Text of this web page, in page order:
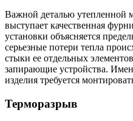
Важной деталью утепленной
выступает качественная
установки объясняется
серьезные потери тепла
стыки ее отдельных
запирающие устройства.
изделия требуется
Терморазрыв